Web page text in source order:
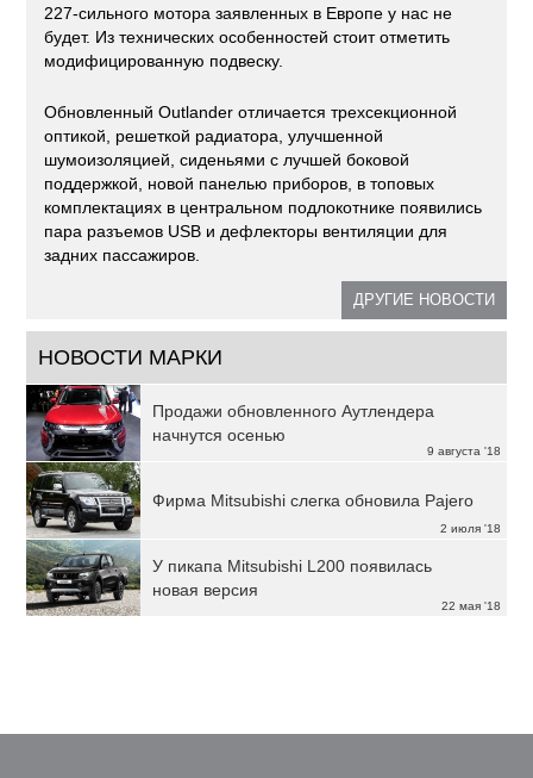
227-сильного мотора заявленных в Европе у нас не
будет. Из технических особенностей стоит отметить
модифицированную подвеску.
Обновленный Outlander отличается трехсекционной
оптикой, решеткой радиатора, улучшенной
шумоизоляцией, сиденьями с лучшей боковой
поддержкой, новой панелью приборов, в топовых
комплектациях в центральном подлокотнике появились
пара разъемов USB и дефлекторы вентиляции для
задних пассажиров.
ДРУГИЕ НОВОСТИ
НОВОСТИ МАРКИ
9 августа '18
Продажи обновленного Аутлендера
начнутся осенью
2 июля '18
Фирма Mitsubishi слегка обновила Pajero
22 мая '18
У пикапа Mitsubishi L200 появилась
новая версия